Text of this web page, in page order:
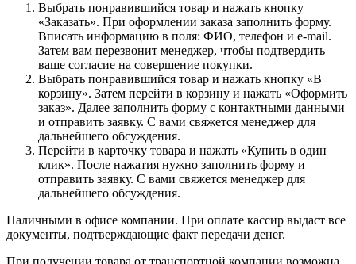
Выбрать понравившийся товар и нажать кнопку
«Заказать». При оформлении заказа заполнить форму.
Вписать информацию в поля: ФИО, телефон и e-mail.
Затем вам перезвонит менеджер, чтобы подтвердить
ваше согласие на совершение покупки.
Выбрать понравившийся товар и нажать кнопку «В
корзину». Затем перейти в корзину и нажать «Оформить
заказ». Далее заполнить форму с контактными данными
и отправить заявку. С вами свяжется менеджер для
дальнейшего обсуждения.
Перейти в карточку товара и нажать «Купить в один
клик». После нажатия нужно заполнить форму и
отправить заявку. С вами свяжется менеджер для
дальнейшего обсуждения.
Наличными в офисе компании. При оплате кассир выдаст все
документы, подтверждающие факт передачи денег.